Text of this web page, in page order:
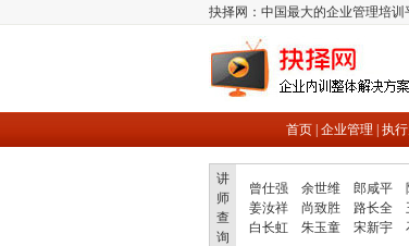
抉择网：中国最大的企业管理培训
首页| 企业管理 执
讲
师
查
询
曾仕强 余世维 郎咸平
姜汝祥
尚致胜 路长全
白长虹
朱玉童 宋新宇